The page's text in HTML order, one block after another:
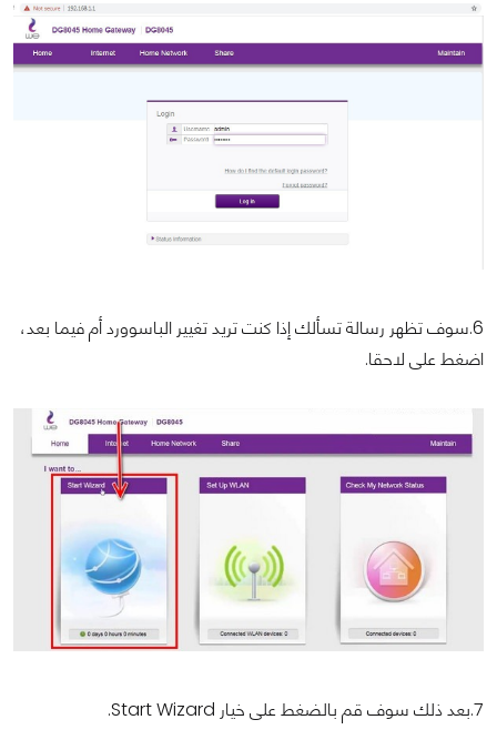
6.سوف تظهر رسالة تسألك إذا كنت تريد تغيير الباسوورد أم فيما بعد،
اضغط على لاحقا.
7.بعد ذلك سوف قم بالضغط على خيار Start Wizard.